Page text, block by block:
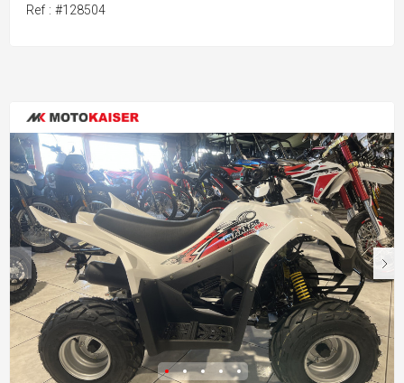
Ref : #128504